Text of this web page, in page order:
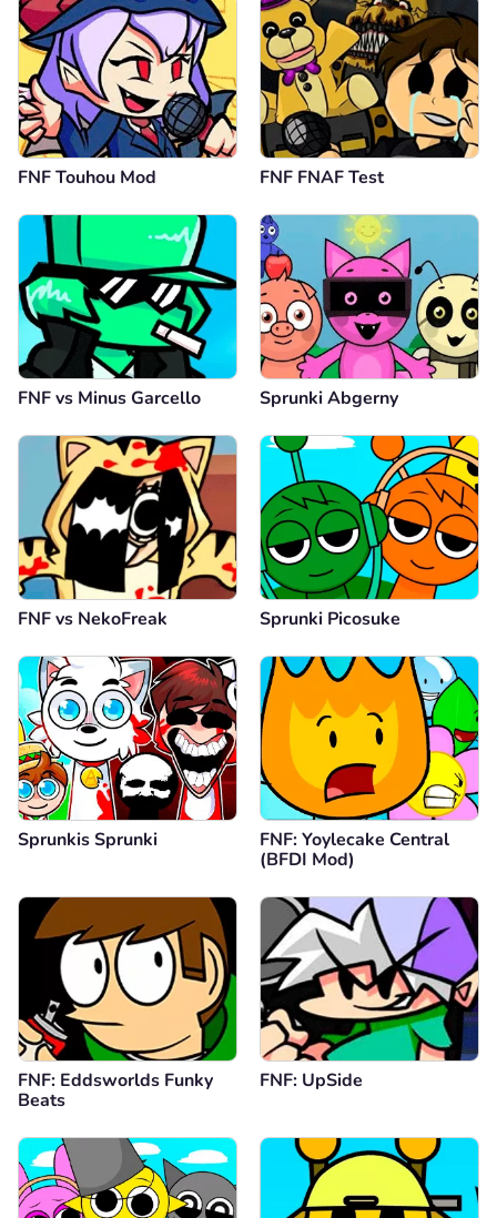
FNF Touhou Mod FNF FNAF Test
FNF vs Minus Garcello Sprunki Abgerny
FNF vs NekoFreak Sprunki Picosuke
Sprunkis Sprunki
FNF: Yoylecake Central
(BFDI Mod)
FNF: Eddsworlds Funky
Beats
FNF: UpSide